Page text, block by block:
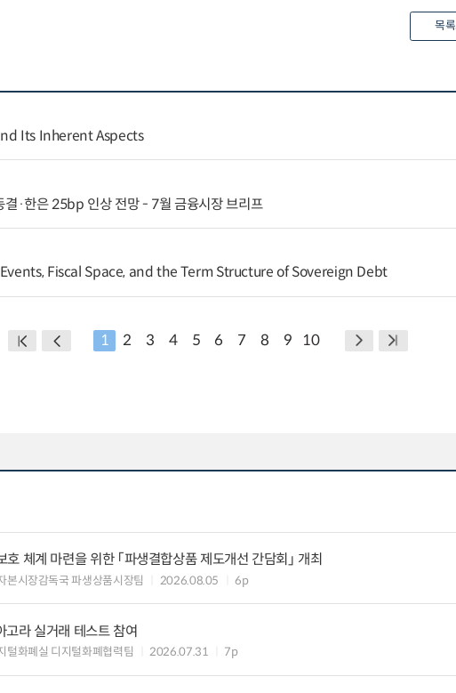
목록
Its Inherent Aspects
결·한은 25bp 인상 전망 - 7월 금융시장 브리프
Fiscal Space, and the Term Structure of Sovereign Debt
1 2 3 4 5 6 7 8 9 10
체계 마련을 위한 「파생결합상품 제도개선 간담회」 개최
본시장감독국 파생상품시장팀 2026.08.05 6p
고라 실거래 테스트 참여
털화폐실 디지털화폐협력팀 2026.07.31 7p